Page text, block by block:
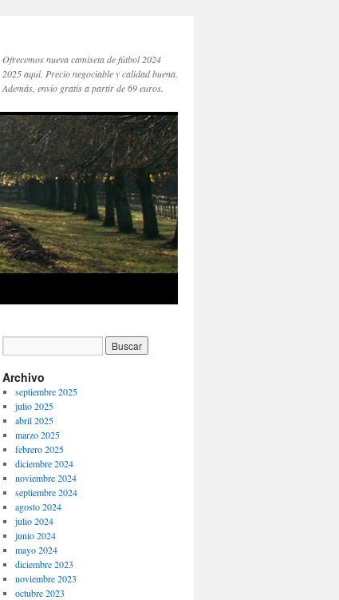
Ofrecemos nueva camiseta de fútbol 2024
2025 aquí. Precio negociable y calidad buena.
Además, envío gratis a partir de 69 euros.
Archivo
septiembre 2025
julio 2025
abril 2025
marzo 2025
febrero 2025
diciembre 2024
noviembre 2024
septiembre 2024
agosto 2024
julio 2024
junio 2024
mayo 2024
diciembre 2023
noviembre 2023
octubre 2023